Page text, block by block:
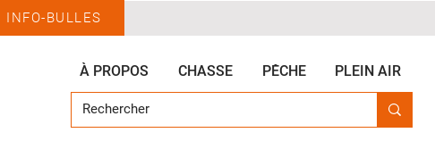
INFO-BULLES
À PROPOS CHASSE PÊCHE PLEIN AIR